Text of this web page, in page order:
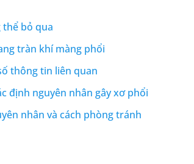
thể bỏ qua
tràn khí màng phổi
thông tin liên quan
định nguyên nhân gây xơ phổi
nhân và cách phòng tránh